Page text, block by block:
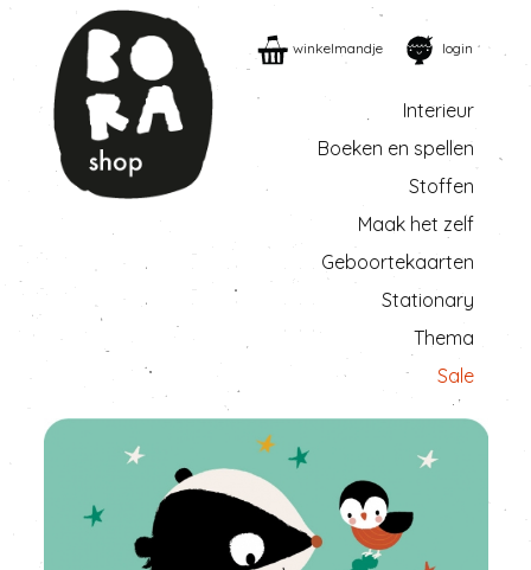
winkelmandje login
Interieur
Boeken en spellen
Stoffen
Maak het zelf
Geboortekaarten
Stationary
Thema
Sale